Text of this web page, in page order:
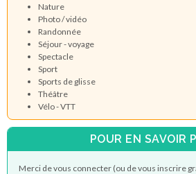
Nature
Photo / vidéo
Randonnée
Séjour - voyage
Spectacle
Sport
Sports de glisse
Théâtre
Vélo - VTT
POUR EN SAVOIR
Merci de vous connecter (ou de vous inscrire